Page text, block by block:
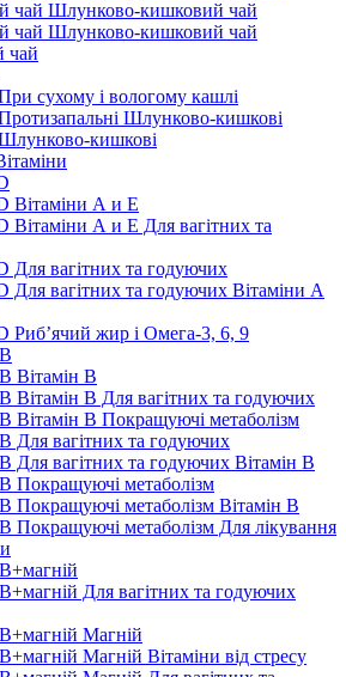
чай Шлунково-кишковий чай
чай Шлунково-кишковий чай
чай
сухому і вологому кашлі
Шлунково-кишкові
кишкові
Вітаміни А и E
Вітаміни А и E Для вагітних та
Для вагітних та годуючих
Для вагітних та годуючих Вітаміни А
Риб’ячий жир і Омега-3, 6, 9
Вітамін B
Вітамін B Для вагітних та годуючих
Вітамін B Покращуючі метаболізм
Для вагітних та годуючих
Для вагітних та годуючих Вітамін B
Покращуючі метаболізм
Покращуючі метаболізм Вітамін B
Покращуючі метаболізм Для лікування
Для вагітних та годуючих
Магній
Магній Вітаміни від стресу